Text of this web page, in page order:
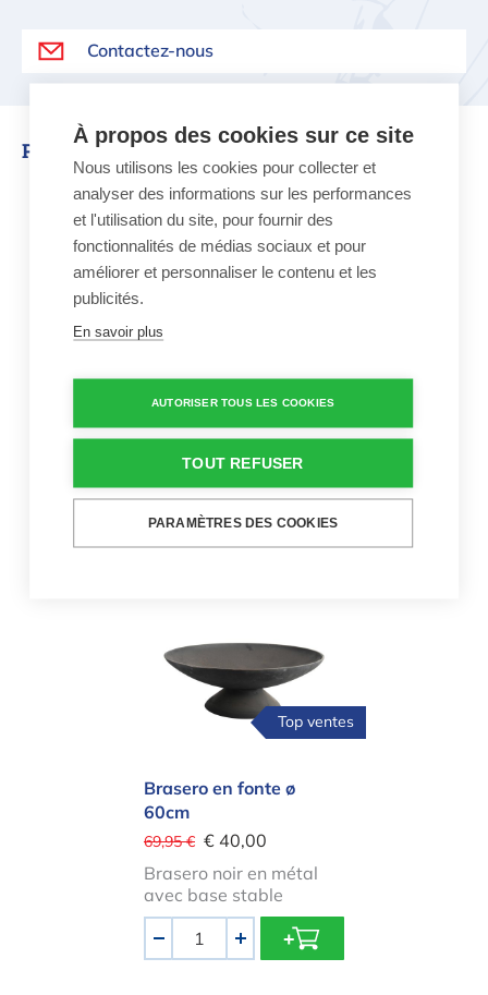
Contactez-nous
Produits similaires
Brasero de jardin FireGlobe – Eva
Brasero de jardin
FireGlobe – Eva Solo
399,00 €
Brasero de jardin de la
marque Eva Solo
Quantité
- +
Top ventes
Brasero en fonte ø
60cm
69,95 € € 40,00
Brasero noir en métal
avec base stable
Quantité
+
À propos des cookies sur ce site
Nous utilisons les cookies pour collecter et
analyser des informations sur les performances
et l'utilisation du site, pour fournir des
fonctionnalités de médias sociaux et pour
améliorer et personnaliser le contenu et les
publicités.
En savoir plus
AUTORISER TOUS LES COOKIES
TOUT REFUSER
PARAMÈTRES DES COOKIES